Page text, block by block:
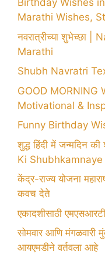
Birthday Wishes
Marathi Wishes,
नवरात्रीच्या शुभेच्छा
Marathi
Shubh Navratri
GOOD MORNING
Motivational &
Funny Birthday
शुद्ध हिंदी में जन्मदिन
Ki Shubhkamnaye
केंद्र-राज्य योजना
कवच देते
एकादशीसाठी
सोमवार आणि मंगळवारी
आयएमडीने वर्तवला आहे